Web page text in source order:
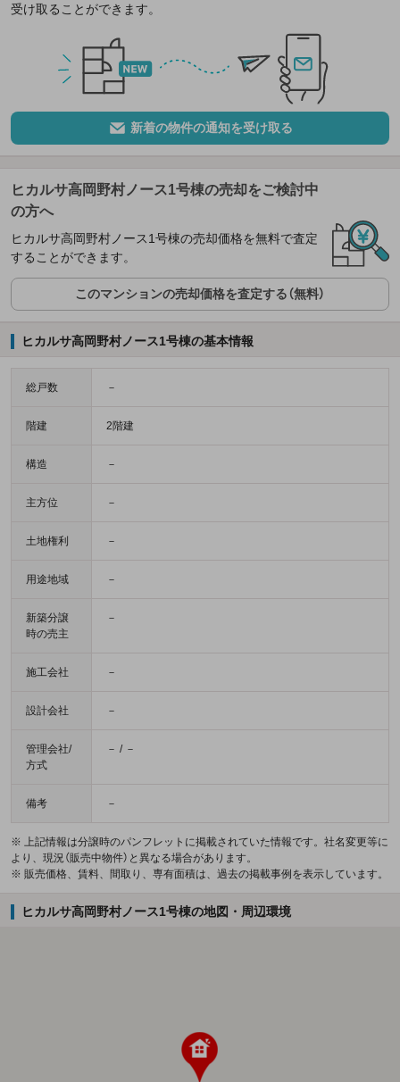
受け取ることができます。
新着の物件の通知を受け取る
ヒカルサ高岡野村ノース1号棟の売却をご検討中
の方へ
ヒカルサ高岡野村ノース1号棟の売却価格を無料で査定
することができます。
このマンションの売却価格を査定する（無料）
ヒカルサ高岡野村ノース1号棟の基本情報
総戸数 －
階建 2階建
構造 －
主方位 －
土地権利 －
用途地域 －
新築分譲
時の売主
－
施工会社 －
設計会社 －
管理会社/
方式
－ / －
備考 －
※ 上記情報は分譲時のパンフレットに掲載されていた情報です。社名変更等に
より、現況（販売中物件）と異なる場合があります。
※ 販売価格、賃料、間取り、専有面積は、過去の掲載事例を表示しています。
ヒカルサ高岡野村ノース1号棟の地図・周辺環境